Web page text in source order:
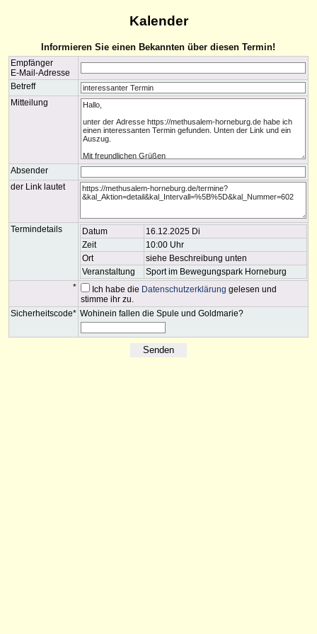
Kalender
Informieren Sie einen Bekannten über diesen Termin!
Empfänger
E-Mail-Adresse
Betreff
Mitteilung
Absender
der Link lautet
Termindetails Datum
16.12.2025 Di
Zeit
10:00 Uhr
Ort
siehe Beschreibung unten
Veranstaltung
Sport im Bewegungspark Horneburg
*
Ich habe die Datenschutzerklärung gelesen und
stimme ihr zu.
Sicherheitscode* Wohinein fallen die Spule und Goldmarie?